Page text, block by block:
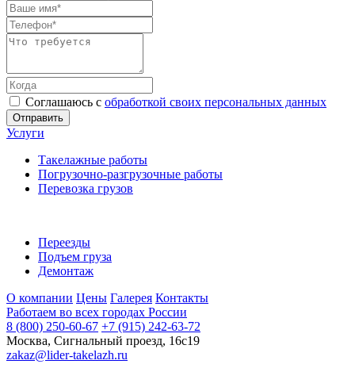
Соглашаюсь с обработкой своих персональных данных
Отправить
Услуги
Такелажные работы
Погрузочно-разгрузочные работы
Перевозка грузов
Переезды
Подъем груза
Демонтаж
О компании Цены Галерея Контакты
Работаем во всех городах России
8 (800) 250-60-67 +7 (915) 242-63-72
Москва, Сигнальный проезд, 16с19
zakaz@lider-takelazh.ru